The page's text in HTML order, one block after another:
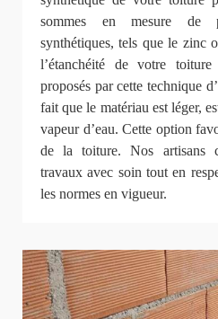
sommes en mesure de
synthétiques, tels que le zinc
l’étanchéité de votre toiture
proposés par cette technique
fait que le matériau est léger,
vapeur d’eau. Cette option
de la toiture. Nos artisans
travaux avec soin tout en
les normes en vigueur.